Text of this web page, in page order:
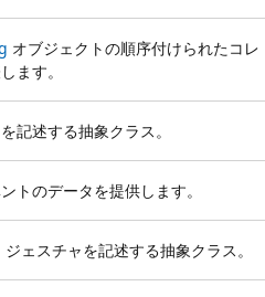
オブジェクトの順序付けられたコレ
ます。
記述する抽象クラス。
トのデータを提供します。
ェスチャを記述する抽象クラス。